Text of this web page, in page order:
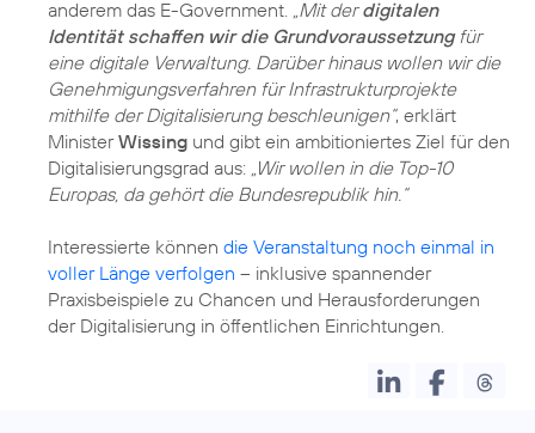
anderem das E-Government.
„Mit derdigitalen
Identität schaffen wir die Grundvoraussetzungfür
eine digitale Verwaltung. Darüber hinaus wollen wir die
Genehmigungsverfahren für Infrastrukturprojekte
mithilfe der Digitalisierung beschleunigen“, erklärt
MinisterWissing und gibt ein ambitioniertes Ziel für den
Digitalisierungsgrad aus: „Wir wollen in die Top-10
Europas, da gehört die Bundesrepublik hin.“
Interessierte können die Veranstaltung noch einmal in
voller Länge verfolgen – inklusive spannender
Praxisbeispiele zu Chancen und Herausforderungen
der Digitalisierung in öffentlichen Einrichtungen.